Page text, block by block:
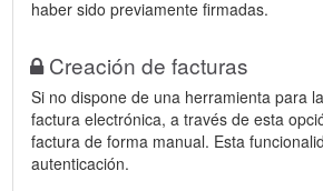
haber sido previamente firmadas.
Creación de facturas
Si no dispone de una herramienta para
factura electrónica, a través de esta
factura de forma manual. Esta
autenticación.